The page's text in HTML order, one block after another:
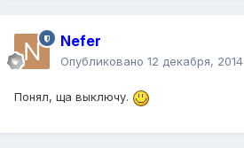
Nefer
Опубликовано 12 декабря, 2014
Понял, ща выключу.